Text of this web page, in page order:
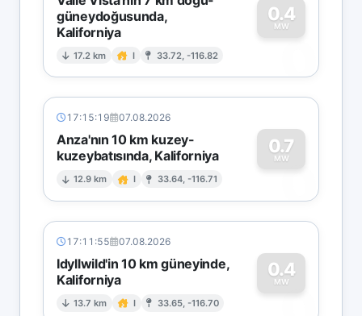
güneydoğusunda,
Kaliforniya
17.2 km I 33.72, -116.82
0.4
MW
0
17:15:19 07.08.2026
Anza'nın 10 km kuzey-
kuzeybatısında, Kaliforniya
12.9 km I 33.64, -116.71
0.7
MW
0
17:11:55 07.08.2026
Idyllwild'in 10 km güneyinde,
Kaliforniya
13.7 km I 33.65, -116.70
0.4
MW